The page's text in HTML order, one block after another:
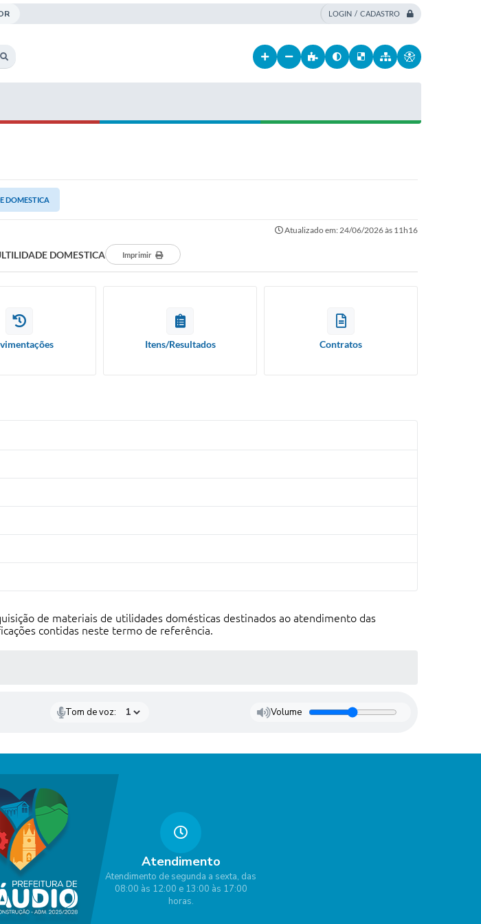
LOGIN / CADASTRO
DOMESTICA
Atualizado em: 24/06/2026 às 11h16
DOMESTICA Imprimir
Itens/Resultados Contratos
de materiais de utilidades domésticas destinados ao atendimento das
contidas neste termo de referência.
Tom de voz: Volume
Atendimento
Atendimento de segunda a sexta, das
08:00 às 12:00 e 13:00 às 17:00
horas.